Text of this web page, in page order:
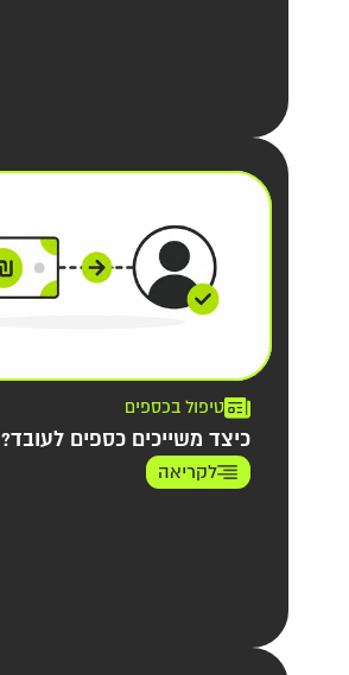
טיפול בכספים
כיצד משייכים כספים לעובד?
לקריאה